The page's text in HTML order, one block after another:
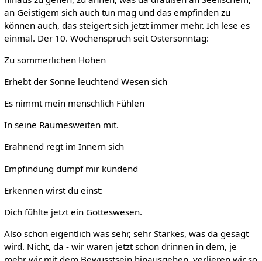
an Geistigem sich auch tun mag und das empfinden zu
können auch, das steigert sich jetzt immer mehr. Ich lese es
einmal. Der 10. Wochenspruch seit Ostersonntag:
Zu sommerlichen Höhen
Erhebt der Sonne leuchtend Wesen sich
Es nimmt mein menschlich Fühlen
In seine Raumesweiten mit.
Erahnend regt im Innern sich
Empfindung dumpf mir kündend
Erkennen wirst du einst:
Dich fühlte jetzt ein Gotteswesen.
Also schon eigentlich was sehr, sehr Starkes, was da gesagt
wird. Nicht, da - wir waren jetzt schon drinnen in dem, je